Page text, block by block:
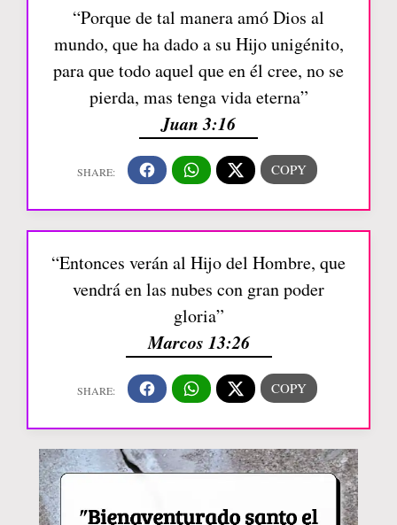
“Porque de tal manera amó Dios al
mundo, que ha dado a su Hijo unigénito,
para que todo aquel que en él cree, no se
pierda, mas tenga vida eterna”
Juan 3:16
“Entonces verán al Hijo del Hombre, que
vendrá en las nubes con gran poder
gloria”
Marcos 13:26